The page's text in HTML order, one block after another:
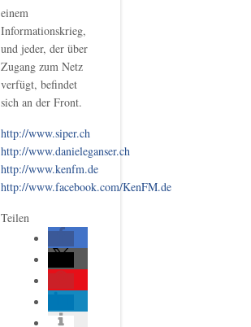
einem
Informationskrieg,
und jeder, der über
Zugang zum Netz
verfügt, befindet
sich an der Front.
http://www.siper.ch
http://www.danieleganser.ch
http://www.kenfm.de
http://www.facebook.com/KenFM.de
Teilen